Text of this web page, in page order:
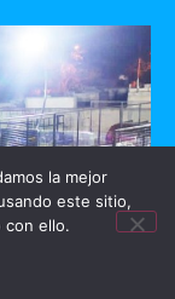
la mejor
este sitio,
con ello.